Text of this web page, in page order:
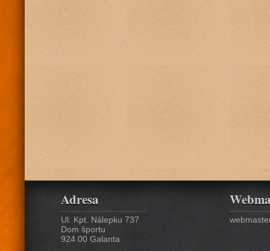
Adresa
Ul. Kpt. Nálepku 737
Dom športu
924 00 Galanta